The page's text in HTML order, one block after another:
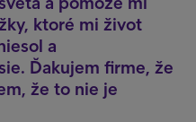
ktoré mi život
a
Ďakujem firme, že
že to nie je